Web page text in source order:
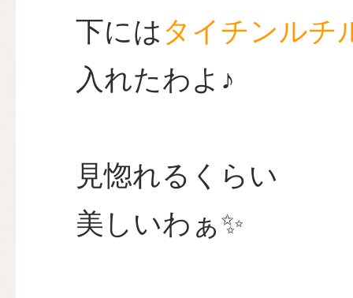
下にはタイチンルチ
入れたわよ♪
見惚れるくらい
美しいわぁ✨